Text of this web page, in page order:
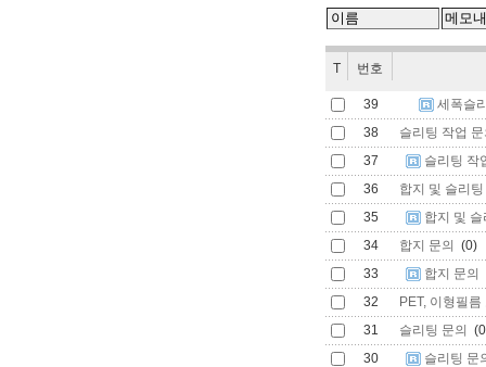
T 번호
39
세폭슬
38
슬리팅 작업
37
슬리팅 작
36
합지 및 슬리
35
합지 및
34
합지 문의
(0)
33
합지 문의
32
PET, 이형필
31
슬리팅 문의
30
슬리팅 문